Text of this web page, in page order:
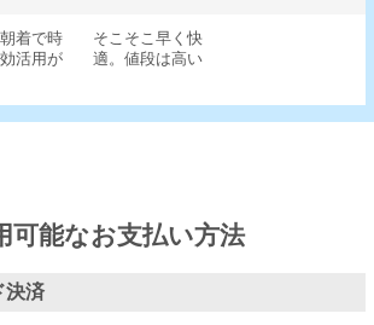
着で時
活用が
そこそこ早く快
適。値段は高い
可能なお支払い方法
決済